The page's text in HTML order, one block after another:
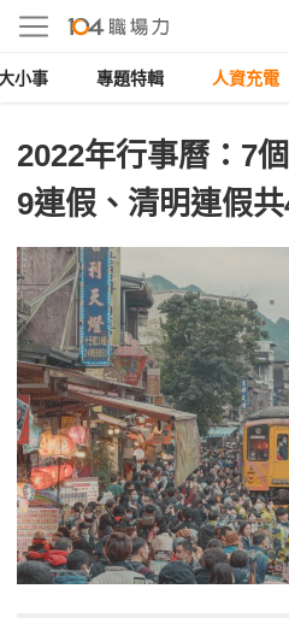
小事 專題特輯 人資充電
2022年行事曆：7
9連假、清明連假